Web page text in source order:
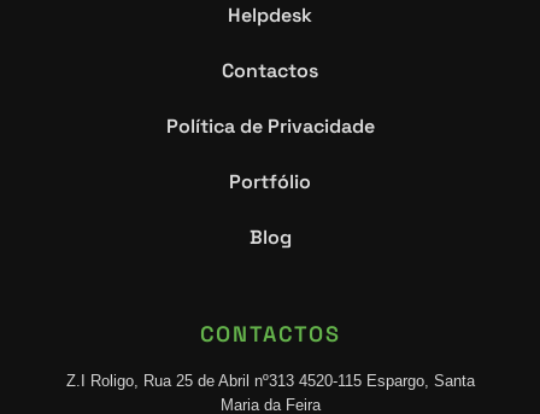
Helpdesk
Contactos
Política de Privacidade
Portfólio
Blog
CONTACTOS
Z.I Roligo, Rua 25 de Abril nº313 4520-115 Espargo, Santa
Maria da Feira